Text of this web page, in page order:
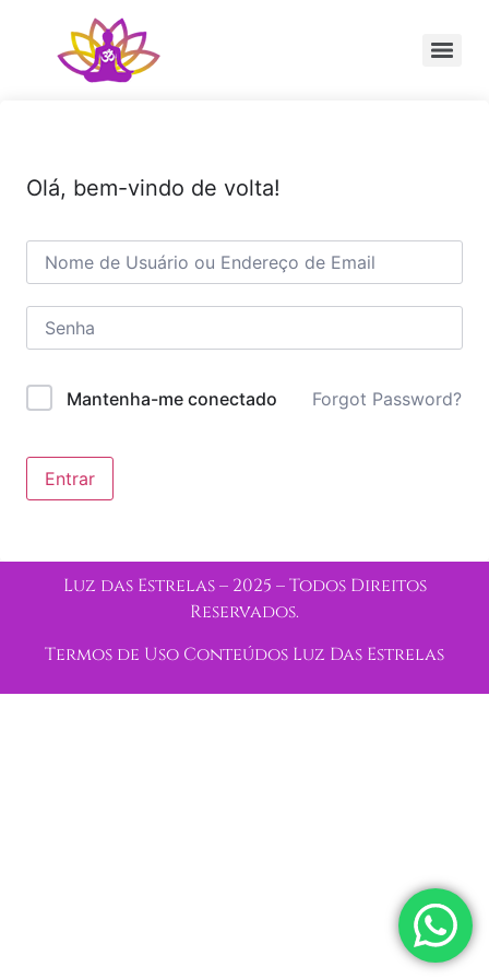
Olá, bem-vindo de volta!
Mantenha-me conectado Forgot Password?
Entrar
Luz das Estrelas – 2025 – Todos Direitos
Reservados.
Termos de Uso Conteúdos Luz Das Estrelas